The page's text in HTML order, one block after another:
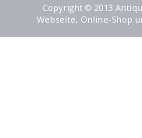
Copyright © 2013
Webseite, Online-Shop